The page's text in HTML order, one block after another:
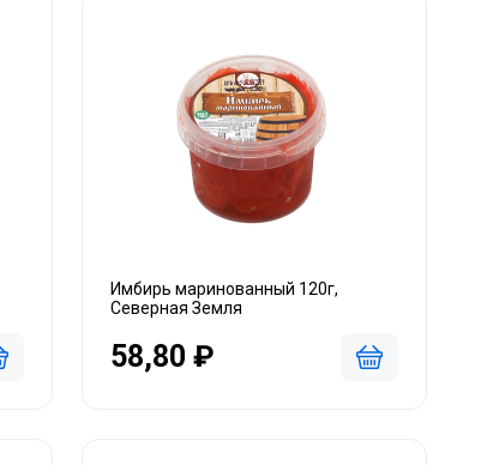
Имбирь маринованный 120г,
Северная Земля
58,80 ₽